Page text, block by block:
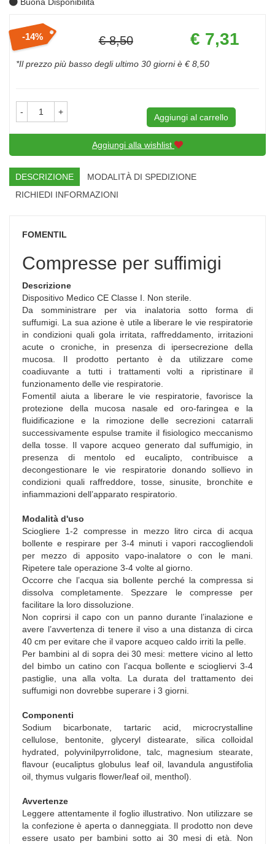
Sconto
del
14% € 8,50
Prezzo
scontato
€ 7,31
*Il prezzo più basso degli ultimo 30 giorni è € 8,50
- +
Aggiungi al carrello
Aggiungi alla wishlist
DESCRIZIONE
MODALITÀ DI SPEDIZIONE
RICHIEDI INFORMAZIONI
FOMENTIL
Compresse per suffimigi
Descrizione
Dispositivo Medico CE Classe I. Non sterile.
Da somministrare per via inalatoria sotto forma di
suffumigi. La sua azione è utile a liberare le vie respiratorie
in condizioni quali gola irritata, raffreddamento, irritazioni
acute o croniche, in presenza di ipersecrezione della
mucosa. Il prodotto pertanto è da utilizzare come
coadiuvante a tutti i trattamenti volti a ripristinare il
funzionamento delle vie respiratorie.
Fomentil aiuta a liberare le vie respiratorie, favorisce la
protezione della mucosa nasale ed oro-faringea e la
fluidificazione e la rimozione delle secrezioni catarrali
successivamente espulse tramite il fisiologico meccanismo
della tosse. Il vapore acqueo generato dal suffumigio, in
presenza di mentolo ed eucalipto, contribuisce a
decongestionare le vie respiratorie donando sollievo in
condizioni quali raffreddore, tosse, sinusite, bronchite e
infiammazioni dell’apparato respiratorio.
Modalità d'uso
Sciogliere 1-2 compresse in mezzo litro circa di acqua
bollente e respirare per 3-4 minuti i vapori raccogliendoli
per mezzo di apposito vapo-inalatore o con le mani.
Ripetere tale operazione 3-4 volte al giorno.
Occorre che l’acqua sia bollente perché la compressa si
dissolva completamente. Spezzare le compresse per
facilitare la loro dissoluzione.
Non coprirsi il capo con un panno durante l’inalazione e
avere l’avvertenza di tenere il viso a una distanza di circa
40 cm per evitare che il vapore acqueo caldo irriti la pelle.
Per bambini al di sopra dei 30 mesi: mettere vicino al letto
del bimbo un catino con l’acqua bollente e sciogliervi 3-4
pastiglie, una alla volta. La durata del trattamento dei
suffumigi non dovrebbe superare i 3 giorni.
Componenti
Sodium bicarbonate, tartaric acid, microcrystalline
cellulose, bentonite, glyceryl distearate, silica colloidal
hydrated, polyvinilpyrrolidone, talc, magnesium stearate,
flavour (eucaliptus globulus leaf oil, lavandula angustifolia
oil, thymus vulgaris flower/leaf oil, menthol).
Avvertenze
Leggere attentamente il foglio illustrativo. Non utilizzare se
la confezione è aperta o danneggiata. Il prodotto non deve
essere usato per bambini sotto ai 30 mesi di età. Non